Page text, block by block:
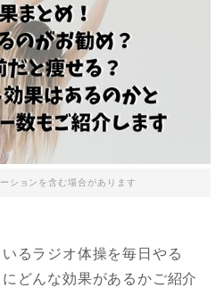
ションを含む場合があります
るラジオ体操を毎日やる
どんな効果があるかご紹介